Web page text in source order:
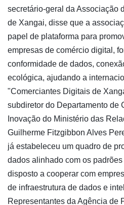
secretário-geral da Associação
de Xangai, disse que a
papel de plataforma para
empresas de comércio digital,
conformidade de dados,
ecológica, ajudando a
"Comerciantes Digitais de
subdiretor do Departamento de
Inovação do Ministério das
Guilherme Fitzgibbon Alves
já estabeleceu um quadro de
dados alinhado com os
disposto a cooperar com
de infraestrutura de dados e
Representantes da Agência de